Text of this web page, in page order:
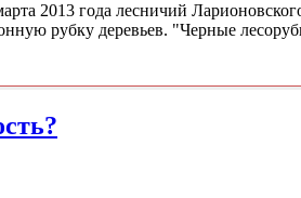
2013 года лесничий
рубку деревьев. "Черные